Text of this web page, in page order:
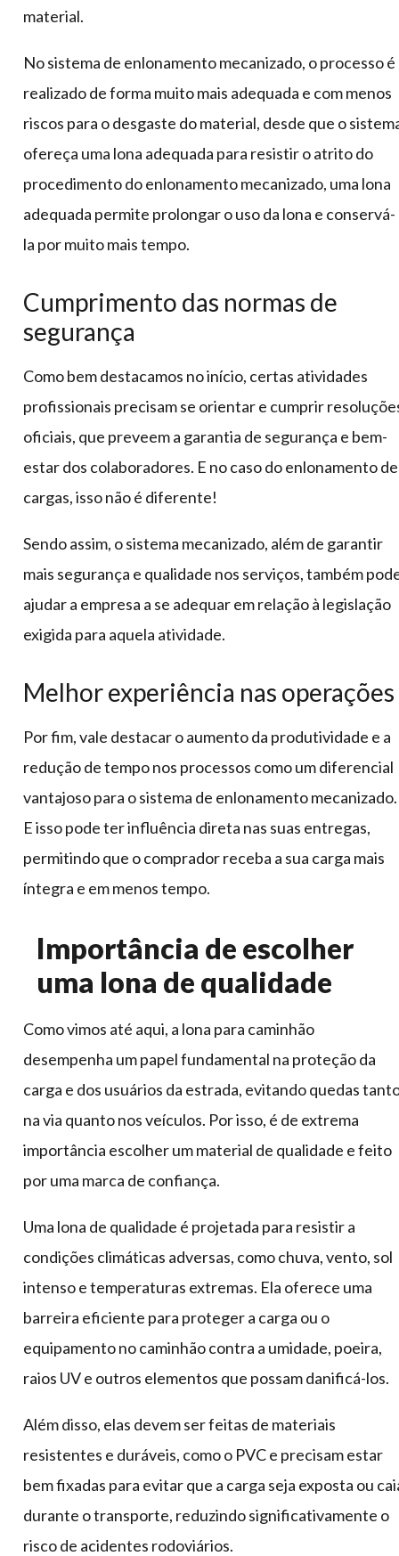
material.
No sistema de enlonamento mecanizado, o processo é
realizado de forma muito mais adequada e com menos
riscos para o desgaste do material, desde que o
ofereça uma lona adequada para resistir o atrito do
procedimento do enlonamento mecanizado, uma lona
adequada permite prolongar o uso da lona e conservá-
la por muito mais tempo.
Cumprimento das normas de
segurança
Como bem destacamos no início, certas atividades
profissionais precisam se orientar e cumprir
oficiais, que preveem a garantia de segurança e bem-
estar dos colaboradores. E no caso do enlonamento de
cargas, isso não é diferente!
Sendo assim, o sistema mecanizado, além de garantir
mais segurança e qualidade nos serviços, também
ajudar a empresa a se adequar em relação à legislação
exigida para aquela atividade.
Melhor experiência nas operações
Por fim, vale destacar o aumento da produtividade e a
redução de tempo nos processos como um diferencial
vantajoso para o sistema de enlonamento mecanizado.
E isso pode ter influência direta nas suas entregas,
permitindo que o comprador receba a sua carga mais
íntegra e em menos tempo.
Importância de escolher
uma lona de qualidade
Como vimos até aqui, a lona para caminhão
desempenha um papel fundamental na proteção da
carga e dos usuários da estrada, evitando quedas
na via quanto nos veículos. Por isso, é de extrema
importância escolher um material de qualidade e feito
por uma marca de confiança.
Uma lona de qualidade é projetada para resistir a
condições climáticas adversas, como chuva, vento, sol
intenso e temperaturas extremas. Ela oferece uma
barreira eficiente para proteger a carga ou o
equipamento no caminhão contra a umidade, poeira,
raios UV e outros elementos que possam danificá-los.
Além disso, elas devem ser feitas de materiais
resistentes e duráveis, como o PVC e precisam estar
bem fixadas para evitar que a carga seja exposta ou
durante o transporte, reduzindo significativamente o
risco de acidentes rodoviários.